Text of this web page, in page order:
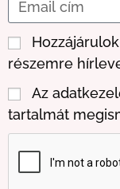
részemre
Az
tartalmát